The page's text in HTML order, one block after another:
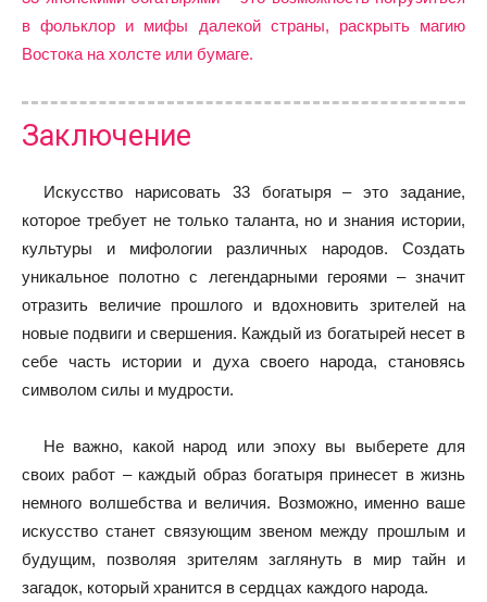
в фольклор и мифы далекой страны, раскрыть магию
Востока на холсте или бумаге.
Заключение
Искусство нарисовать 33 богатыря – это задание,
которое требует не только таланта, но и знания истории,
культуры и мифологии различных народов. Создать
уникальное полотно с легендарными героями – значит
отразить величие прошлого и вдохновить зрителей на
новые подвиги и свершения. Каждый из богатырей несет в
себе часть истории и духа своего народа, становясь
символом силы и мудрости.
Не важно, какой народ или эпоху вы выберете для
своих работ – каждый образ богатыря принесет в жизнь
немного волшебства и величия. Возможно, именно ваше
искусство станет связующим звеном между прошлым и
будущим, позволяя зрителям заглянуть в мир тайн и
загадок, который хранится в сердцах каждого народа.